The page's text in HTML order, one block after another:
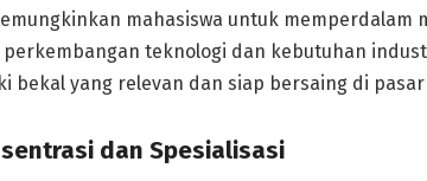
mahasiswa untuk memperdalam
perkembangan teknologi dan kebutuhan
bekal yang relevan dan siap bersaing di
dan Spesialisasi